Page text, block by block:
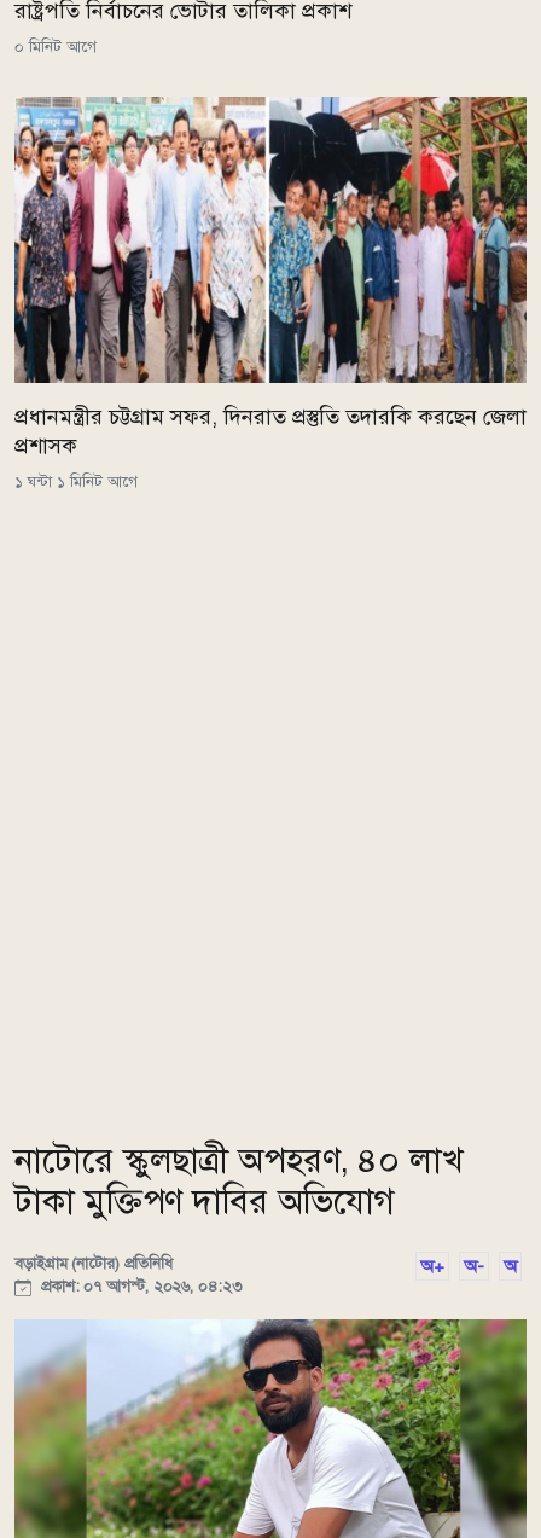
রাষ্ট্রপতি নির্বাচনের ভোটার তালিকা প্রকাশ
০ মিনিট আগে
প্রধানমন্ত্রীর চট্টগ্রাম সফর, দিনরাত প্রস্তুতি তদারকি করছেন জেলা
প্রশাসক
১ ঘন্টা ১ মিনিট আগে
নাটোরে স্কুলছাত্রী অপহরণ, ৪০ লাখ
টাকা মুক্তিপণ দাবির অভিযোগ
বড়াইগ্রাম (নাটোর) প্রতিনিধি
প্রকাশ: ০৭ আগস্ট, ২০২৬, ০৪:২৩
অ+ অ- অ